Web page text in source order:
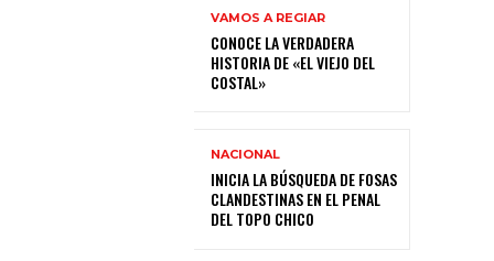
VAMOS A REGIAR
CONOCE LA VERDADERA
HISTORIA DE «EL VIEJO DEL
COSTAL»
NACIONAL
INICIA LA BÚSQUEDA DE FOSAS
CLANDESTINAS EN EL PENAL
DEL TOPO CHICO